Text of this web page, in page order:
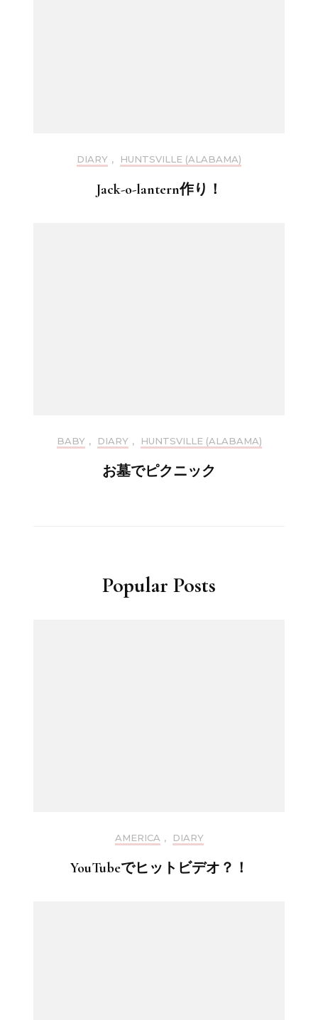
DIARY , HUNTSVILLE (ALABAMA)
Jack-o-lantern作り！
BABY , DIARY , HUNTSVILLE (ALABAMA)
お墓でピクニック
Popular Posts
AMERICA , DIARY
YouTubeでヒットビデオ？！